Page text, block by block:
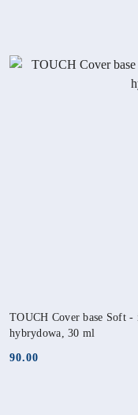
TOUCH Cover base Soft -
hybrydowa, 30 ml
Cena:
90.00